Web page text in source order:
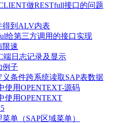
做RESTfull接口的问题
得到ALV内表
给第三方调用的接口实现
限速
端日志记录及显示
例子
条件跨系统读取SAP表数据
使用OPENTEXT-源码
使用OPENTEXT
单（SAP区域菜单）